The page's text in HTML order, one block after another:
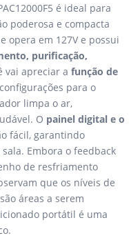
é ideal para
poderosa e compacta
opera em 127V e possui
purificação,
vai apreciar a função de
para o
limpa o ar,
O painel digital e o
fácil, garantindo
Embora o feedback
de resfriamento
que os níveis de
áreas a serem
portátil é uma